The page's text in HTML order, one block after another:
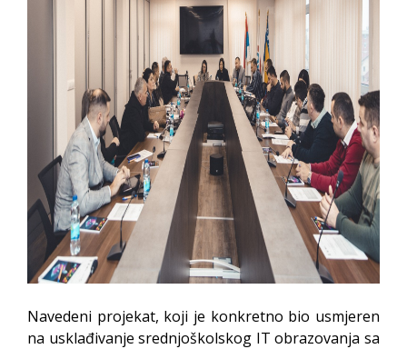
Navedeni projekat, koji je konkretno bio usmjeren
na usklađivanje srednjoškolskog IT obrazovanja sa